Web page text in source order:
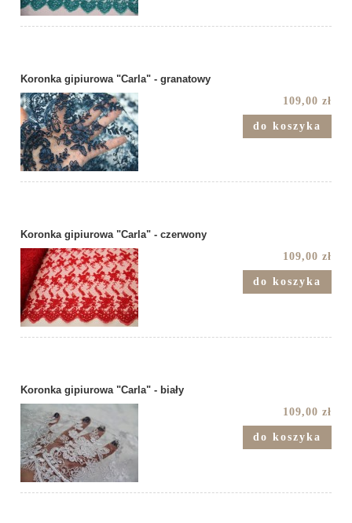
Koronka gipiurowa "Carla" - granatowy
109,00 zł
do koszyka
Koronka gipiurowa "Carla" - czerwony
109,00 zł
do koszyka
Koronka gipiurowa "Carla" - biały
109,00 zł
do koszyka